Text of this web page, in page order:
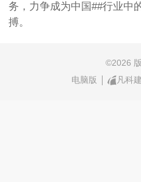
务，力争成为中国##行业中
搏。
©2026
电脑版
凡科